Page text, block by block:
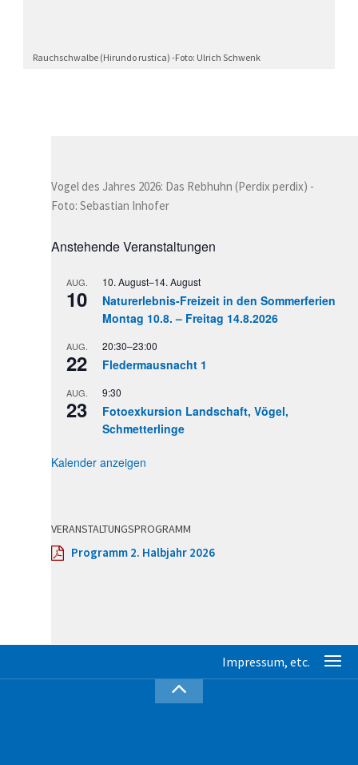
Rauchschwalbe (Hirundo rustica) -Foto: Ulrich Schwenk
Vogel des Jahres 2026: Das Rebhuhn (Perdix perdix) -
Foto: Sebastian Inhofer
Anstehende Veranstaltungen
AUG.
10
10. August–14. August
Naturerlebnis-Freizeit in den Sommerferien
Montag 10.8. – Freitag 14.8.2026
AUG.
22
20:30–23:00
Fledermausnacht 1
AUG.
23
9:30
Fotoexkursion Landschaft, Vögel,
Schmetterlinge
Kalender anzeigen
VERANSTALTUNGSPROGRAMM
Programm 2. Halbjahr 2026